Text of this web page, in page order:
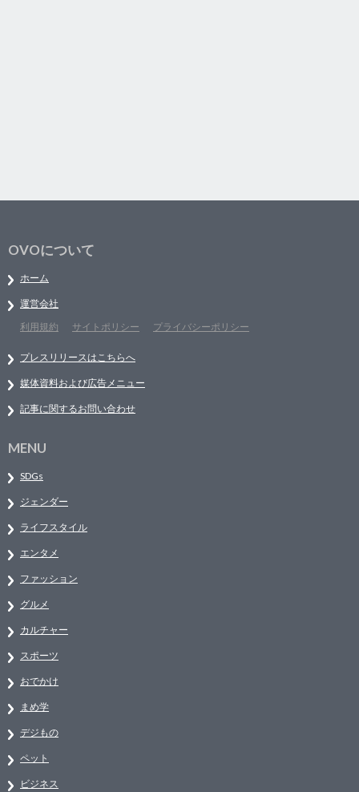
OVOについて
ホーム
運営会社
利用規約
サイトポリシー プライバシーポリシー
プレスリリースはこちらへ
媒体資料および広告メニュー
記事に関するお問い合わせ
MENU
SDGs
ジェンダー
ライフスタイル
エンタメ
ファッション
グルメ
カルチャー
スポーツ
おでかけ
まめ学
デジもの
ペット
ビジネス